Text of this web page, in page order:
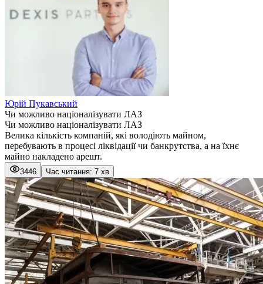
Юрій Пукавський
Чи можливо націоналізувати ЛАЗ
Чи можливо націоналізувати ЛАЗ
Велика кількість компаній, які володіють майном,
перебувають в процесі ліквідації чи банкрутства, а на їхнє
майно накладено арешт.
3446 Час читання: 7 хв